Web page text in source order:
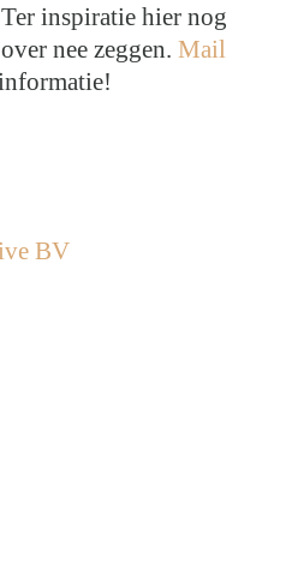
inspiratie hier nog
nee zeggen. Mail
BV